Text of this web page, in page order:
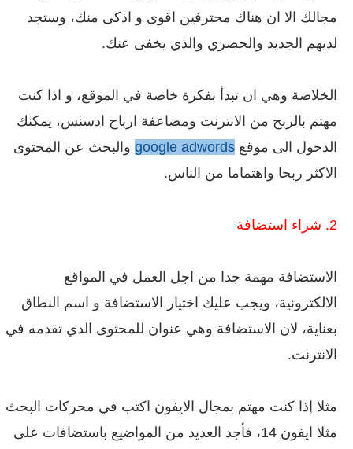
مجالك الا ان هناك محترفين اقوى و اذكى منك، وستجد
لديهم الجديد والحصري والذي يخفى عنك.
الخلاصة وهي ان تبدأ بفكرة خاصة في الموقع، و اذا كنت
مهتم بالربح من الانترنت ومضاعفة ارباح ادسنس، يمكنك
الدخول الى موقع google adwords والبحث عن المحتوى
الاكثر ربحا واهتماما من الناس.
2. شراء استضافة
الاستضافة مهمة جدا من اجل العمل في المواقع
الالكترونية، ويجب عليك اختيار الاستضافة و اسم النطاق
بعناية، لان الاستضافة وهي عنوان للمحتوى الذي تقدمه في
الانترنت.
مثلا إذا كنت مهتم بمجال الايفون اكتب في محركات البحث
مثلا ايفون 14، فأجد العديد من المواضيع باستضافات على